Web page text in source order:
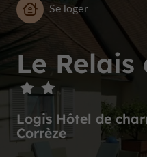
Le
Logis Hôtel de
Corrèze
Se loger